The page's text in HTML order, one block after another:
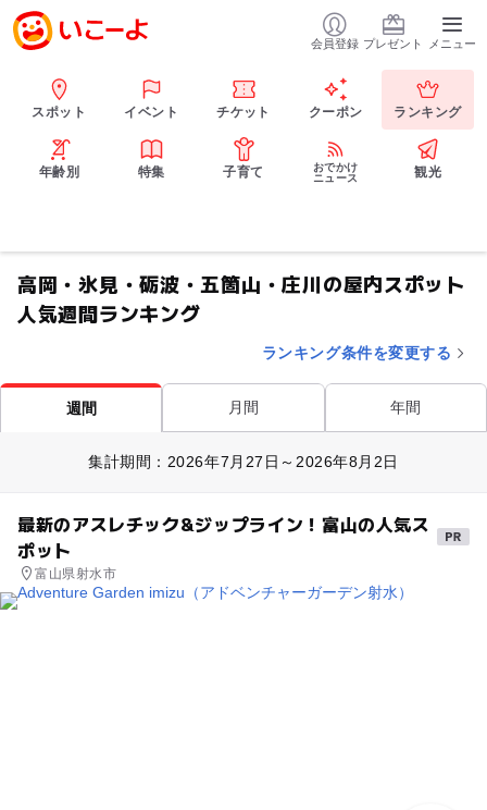
会員登録 プレゼント メニュー
スポット イベント チケット クーポン ランキング
年齢別 特集 子育て
おでかけ
ニュース
観光
高岡・氷見・砺波・五箇山・庄川の屋内スポット
人気週間ランキング
ランキング条件を変更する
週間 月間 年間
集計期間：2026年7月27日～2026年8月2日
最新のアスレチック&ジップライン！富山の人気ス
ポット
富山県射水市